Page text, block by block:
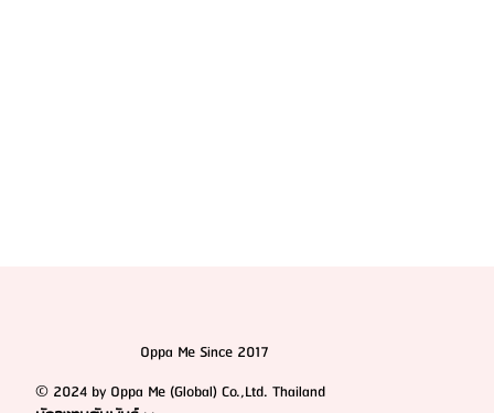
Oppa Me Since 2017
© 2024 by Oppa Me (Global) Co.,Ltd. Thailand